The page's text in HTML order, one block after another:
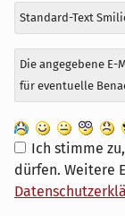
Standard-Text
Die angegebene
für eventuelle
Ich stimme
dürfen. Weitere